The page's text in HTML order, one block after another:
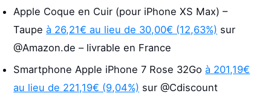
Apple Coque en Cuir (pour iPhone XS Max) –
Taupeà 26,21€ au lieu de 30,00€ (12,63%) sur
@Amazon.de – livrable en France
Smartphone Apple iPhone 7 Rose 32Goà 201,19€
au lieu de 221,19€ (9,04%) sur @Cdiscount